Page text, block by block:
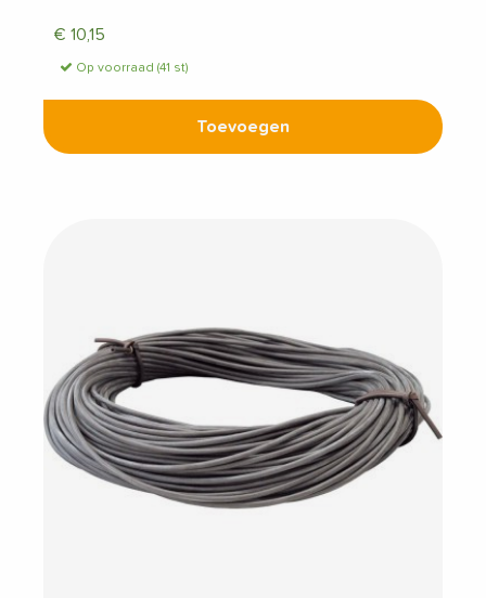
€ 10,15
Op voorraad (41 st)
Toevoegen